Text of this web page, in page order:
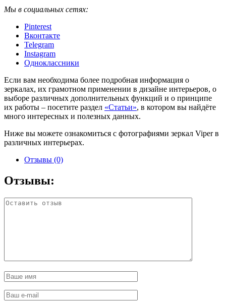
Мы в социальных сетях:
Pinterest
Вконтакте
Telegram
Instagram
Одноклассники
Если вам необходима более подробная информация о
зеркалах, их грамотном применении в дизайне интерьеров, о
выборе различных дополнительных функций и о принципе
их работы – посетите раздел «Статьи», в котором вы найдёте
много интересных и полезных данных.
Ниже вы можете ознакомиться с фотографиями зеркал Viper в
различных интерьерах.
Отзывы (0)
Отзывы: